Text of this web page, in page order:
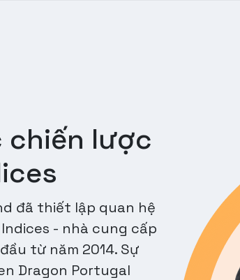
chiến lược
đã thiết lập quan hệ
- nhà cung cấp
từ năm 2014. Sự
Dragon Portugal